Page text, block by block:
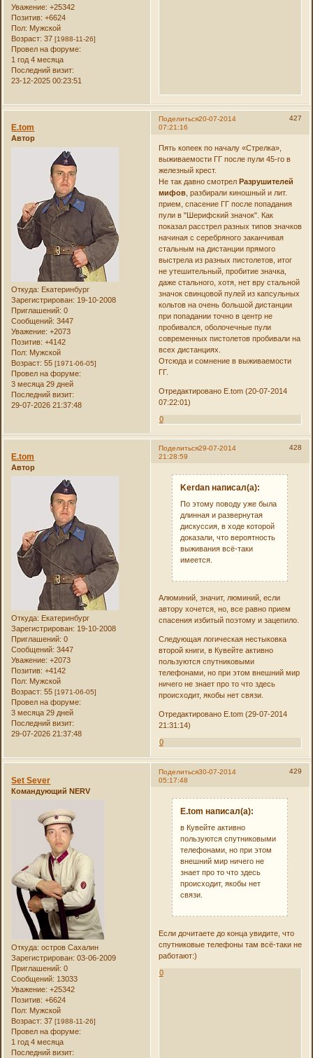
Уважение: +25342
Позитив: +6624
Пол: Мужской
Возраст: 37[1988-11-26]
Провел на форуме:
1 год 4 месяца
Последний визит:
23-12-2025 00:23:51
Поделиться 427
20-07-2014
07:21:16
E.tom
Автор
Откуда: Екатеринбург
Зарегистрирован: 19-10-2008
Приглашений: 0
Сообщений: 3447
Уважение: +2073
Позитив: +4142
Пол: Мужской
Возраст: 55[1971-06-05]
Провел на форуме:
3 месяца 29 дней
Последний визит:
29-07-2026 21:37:48
Пять копеек по началу «Стрелка»,
выживаемости ГГ после пули 45-го в
железный крест.
Не так давно смотрел Разрушителей
мифов, разбирали киношный и лит.
прием, спасение ГГ после попадания
пули в "Шерифский значок". Как
показал расстрел разных типов значков
начиная с серебряного заканчивая
стальным на дистанции прямого
выстрела из разных пистолетов, итог
не утешительный, пробитие значка,
даже стального, хотя, нет вру стальной
значок свинцовой пулей из капсульных
кольтов на очень большой дистанции
при попадании точно в центр не
пробивался, оболочечные пули
современных пистолетов пробивали на
всех дистанциях.
Отсюда и сомнение в выживаемости
ГГ.
Отредактировано E.tom (20-07-2014
07:22:01)
0
Поделиться 428
29-07-2014
21:28:59
E.tom
Автор
Откуда: Екатеринбург
Зарегистрирован: 19-10-2008
Приглашений: 0
Сообщений: 3447
Уважение: +2073
Позитив: +4142
Пол: Мужской
Возраст: 55[1971-06-05]
Провел на форуме:
3 месяца 29 дней
Последний визит:
29-07-2026 21:37:48
Kerdan написал(а):
По этому поводу уже была
длинная и развернутая
дискуссия, в ходе которой
доказали, что вероятность
выживания всё-таки
имеется.
Алюминий, значит, люминий, если
автору хочется, но, все равно прием
спасения избитый поэтому и зацепило.
Следующая логическая нестыковка
второй книги, в Кувейте активно
пользуются спутниковыми
телефонами, но при этом внешний мир
ничего не знает про то что здесь
происходит, якобы нет связи.
Отредактировано E.tom (29-07-2014
21:31:14)
0
Поделиться 429
30-07-2014
05:17:48
Set Sever
Командующий NERV
Откуда: остров Сахалин
Зарегистрирован: 03-06-2009
Приглашений: 0
Сообщений: 13033
Уважение: +25342
Позитив: +6624
Пол: Мужской
Возраст: 37[1988-11-26]
Провел на форуме:
1 год 4 месяца
Последний визит:
E.tom написал(а):
в Кувейте активно
пользуются спутниковыми
телефонами, но при этом
внешний мир ничего не
знает про то что здесь
происходит, якобы нет
связи.
Если дочитаете до конца увидите, что
спутниковые телефоны там всё-таки не
работают:)
0